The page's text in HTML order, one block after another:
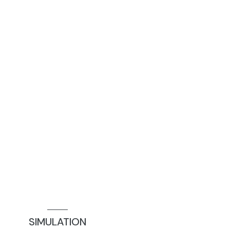
SIMULATION